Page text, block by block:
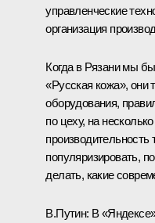
управленческие
организация
Когда в Рязани мы
«Русская кожа», они
оборудования,
по цеху, на
популяризировать,
делать, какие
В.Путин: В